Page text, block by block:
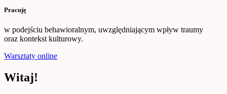
Pracuję
w podejściu behawioralnym, uwzględniającym wpływ traumy
oraz kontekst kulturowy.
Warsztaty online
Witaj!